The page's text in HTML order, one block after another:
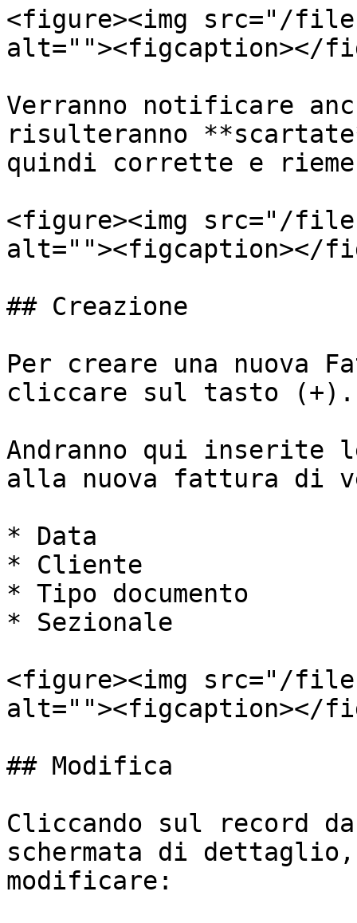
<figure><img src="/files/
alt=""><figcaption></
Verranno notificare
risulteranno
quindi corrette e
<figure><img src="/files/
alt=""><figcaption></
## Creazione
Per creare una nuova
cliccare sul tasto (+).
Andranno qui inserite
alla nuova fattura di
* Data
* Cliente
* Tipo documento
* Sezionale
<figure><img src="/files/
alt=""><figcaption></
## Modifica
Cliccando sul record
schermata di
modificare: